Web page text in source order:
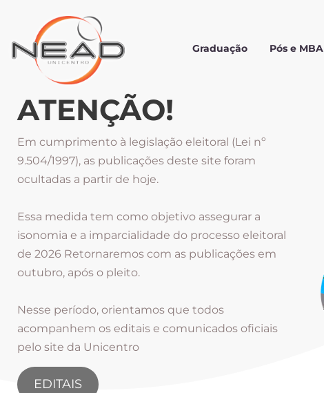
Graduação Pós e MBA
ATENÇÃO!
Em cumprimento à legislação eleitoral (Lei nº
9.504/1997), as publicações deste site foram
ocultadas a partir de hoje.
Essa medida tem como objetivo assegurar a
isonomia e a imparcialidade do processo eleitoral
de 2026 Retornaremos com as publicações em
outubro, após o pleito.
Nesse período, orientamos que todos
acompanhem os editais e comunicados oficiais
pelo site da Unicentro
EDITAIS